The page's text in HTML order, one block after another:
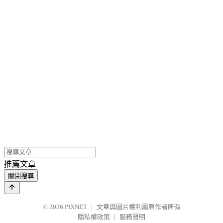
推薦文章
關閉搜尋
© 2026 PIXNET
文章與圖片權利屬原作者所有
隱私權政策
服務聲明